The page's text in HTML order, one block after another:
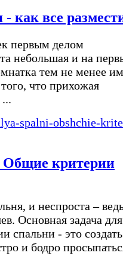
как все
первым делом
небольшая и на
тем не менее
что прихожая
Общие критерии
и неспроста –
Основная задача для
спальни - это создать
и бодро